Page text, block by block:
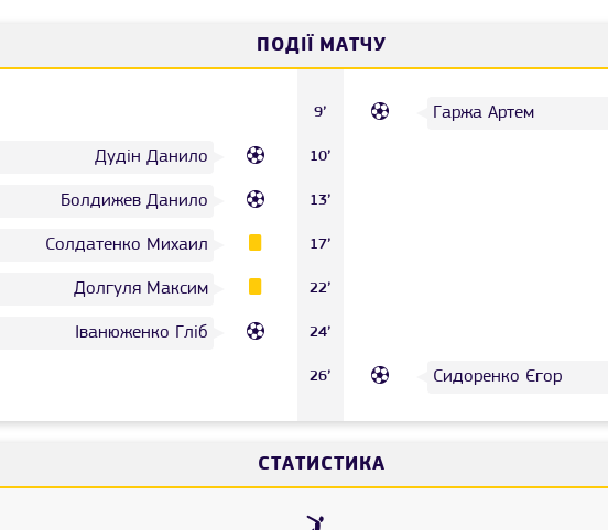
ПОДІЇ МАТЧУ
9’ Гаржа Артем
Дудін Данило 10’
Болдижев Данило 13’
Солдатенко Михаил 17’
Долгуля Максим 22’
Іванюженко Гліб 24’
26’ Сидоренко Єгор
СТАТИСТИКА